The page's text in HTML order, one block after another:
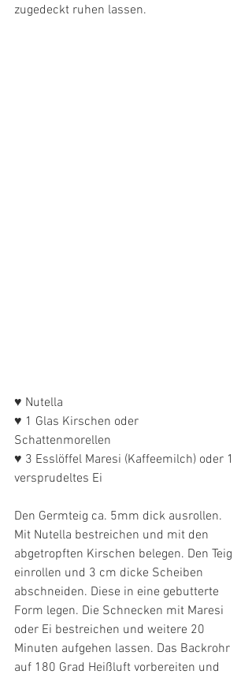
zugedeckt ruhen lassen.
♥ Nutella
♥ 1 Glas Kirschen oder
Schattenmorellen
♥ 3 Esslöffel Maresi (Kaffeemilch) oder 1
versprudeltes Ei
Den Germteig ca. 5mm dick ausrollen.
Mit Nutella bestreichen und mit den
abgetropften Kirschen belegen. Den Teig
einrollen und 3 cm dicke Scheiben
abschneiden. Diese in eine gebutterte
Form legen. Die Schnecken mit Maresi
oder Ei bestreichen und weitere 20
Minuten aufgehen lassen. Das Backrohr
auf 180 Grad Heißluft vorbereiten und